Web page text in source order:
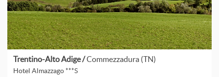
Trentino-Alto Adige /Commezzadura (TN)
Hotel Almazzago ***S